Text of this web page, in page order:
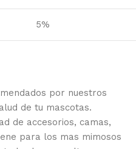
5%
por nuestros
de tu mascotas.
de accesorios, camas,
para los mas mimosos